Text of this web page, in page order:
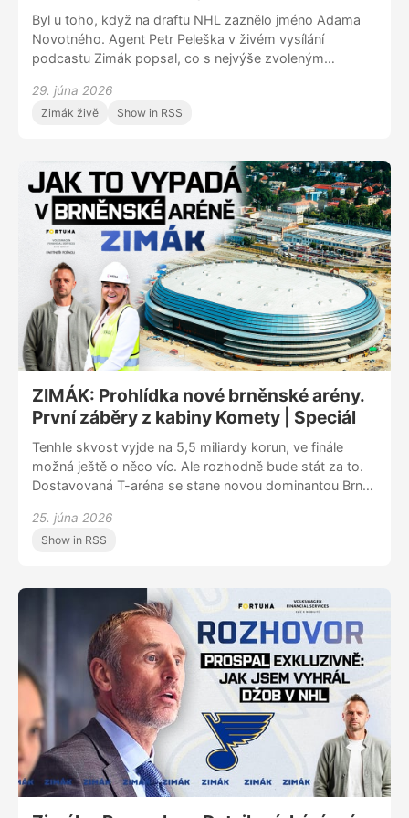
Byl u toho, když na draftu NHL zaznělo jméno Adama
Novotného. Agent Petr Peleška v živém vysílání
podcastu Zimák popsal, co s nejvýše zvoleným
se talent rozhodl pro odchod z Hradce Králové do
zámoří? Peleška cítí vděčnost a euforii, že na jeho
v Zimáku za účasti redaktorů iSportu Patrika Czepiece,
Filipa Ardona a Adama Papouška.
29. júna 2026
Zimák živě Show in RSS
ZIMÁK: Prohlídka nové brněnské arény.
První záběry z kabiny Komety | Speciál
Tenhle skvost vyjde na 5,5 miliardy korun, ve finále
možná ještě o něco víc. Ale rozhodně bude stát za to.
Dostavovaná T-aréna se stane novou dominantou Brna
se i domovem extraligové Komety. Díky Zimáku
nemusíte zjišťovat, jak to nyní vypadá v prostředí, které
které podlaží bude pro klasické návštěvníky, kde
najdete klubová sedadla, kde se budou nacházet VIP
prostory a další podrobnosti. Zjistíte, co byl pro
projektanty a stavitele nejtěžší oříšek. Tak pojďte dál…
25. júna 2026
Show in RSS